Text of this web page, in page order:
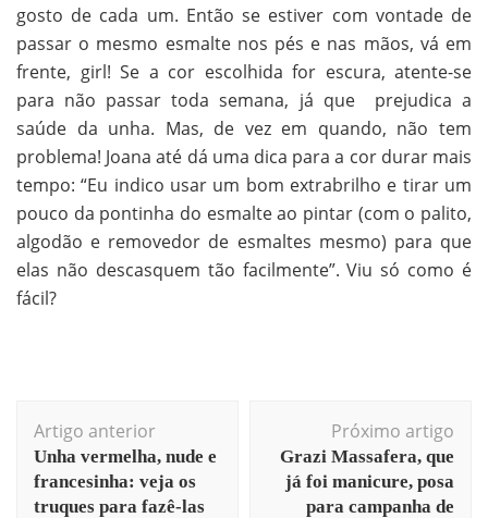
gosto de cada um. Então se estiver com vontade de
passar o mesmo esmalte nos pés e nas mãos, vá em
frente, girl! Se a cor escolhida for escura, atente-se
para não passar toda semana, já que prejudica a
saúde da unha. Mas, de vez em quando, não tem
problema! Joana até dá uma dica para a cor durar mais
tempo: “Eu indico usar um bom extrabrilho e tirar um
pouco da pontinha do esmalte ao pintar (com o palito,
algodão e removedor de esmaltes mesmo) para que
elas não descasquem tão facilmente”. Viu só como é
fácil?
Artigo anterior
Unha vermelha, nude e
francesinha: veja os
truques para fazê-las
Próximo artigo
Grazi Massafera, que
já foi manicure, posa
para campanha de